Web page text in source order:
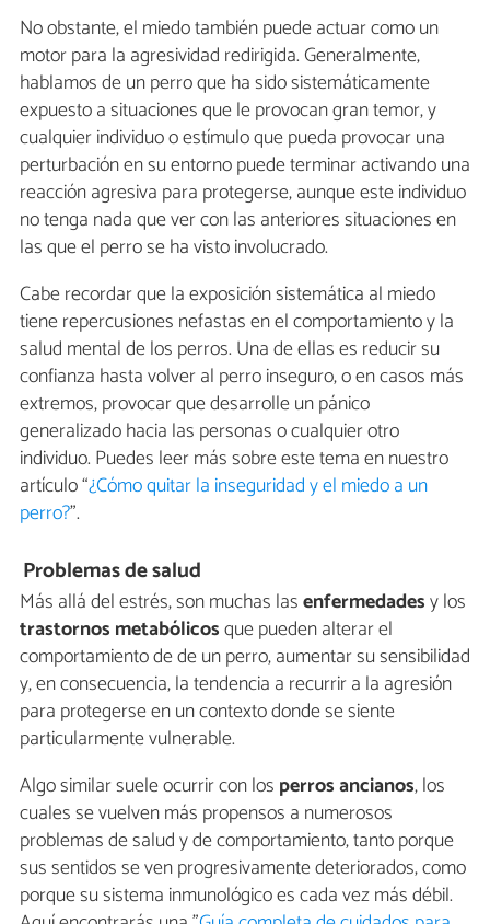
No obstante, el miedo también puede actuar como un
motor para la agresividad redirigida. Generalmente,
hablamos de un perro que ha sido sistemáticamente
expuesto a situaciones que le provocan gran temor, y
cualquier individuo o estímulo que pueda provocar una
perturbación en su entorno puede terminar activando una
reacción agresiva para protegerse, aunque este individuo
no tenga nada que ver con las anteriores situaciones en
las que el perro se ha visto involucrado.
Cabe recordar que la exposición sistemática al miedo
tiene repercusiones nefastas en el comportamiento y la
salud mental de los perros. Una de ellas es reducir su
confianza hasta volver al perro inseguro, o en casos más
extremos, provocar que desarrolle un pánico
generalizado hacia las personas o cualquier otro
individuo. Puedes leer más sobre este tema en nuestro
artículo “¿Cómo quitar la inseguridad y el miedo a un
perro?”.
Problemas de salud
Más allá del estrés, son muchas lasenfermedadesy los
trastornos metabólicosque pueden alterar el
comportamiento de de un perro, aumentar su sensibilidad
y, en consecuencia, la tendencia a recurrir a la agresión
para protegerse en un contexto donde se siente
particularmente vulnerable.
Algo similar suele ocurrir con los perros ancianos, los
cuales se vuelven más propensos a numerosos
problemas de salud y de comportamiento, tanto porque
sus sentidos se ven progresivamente deteriorados, como
porque su sistema inmunológico es cada vez más débil.